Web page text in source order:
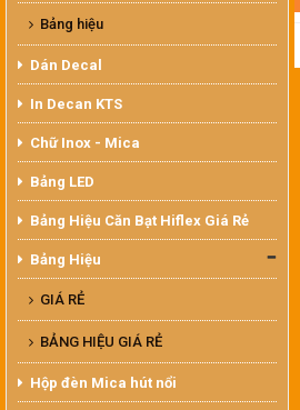
Bảng hiệu
Dán Decal
In Decan KTS
Chữ Inox - Mica
Bảng LED
Bảng Hiệu Căn Bạt Hiflex Giá Rẻ
Bảng Hiệu
GIÁ RẺ
BẢNG HIỆU GIÁ RẺ
Hộp đèn Mica hút nổi